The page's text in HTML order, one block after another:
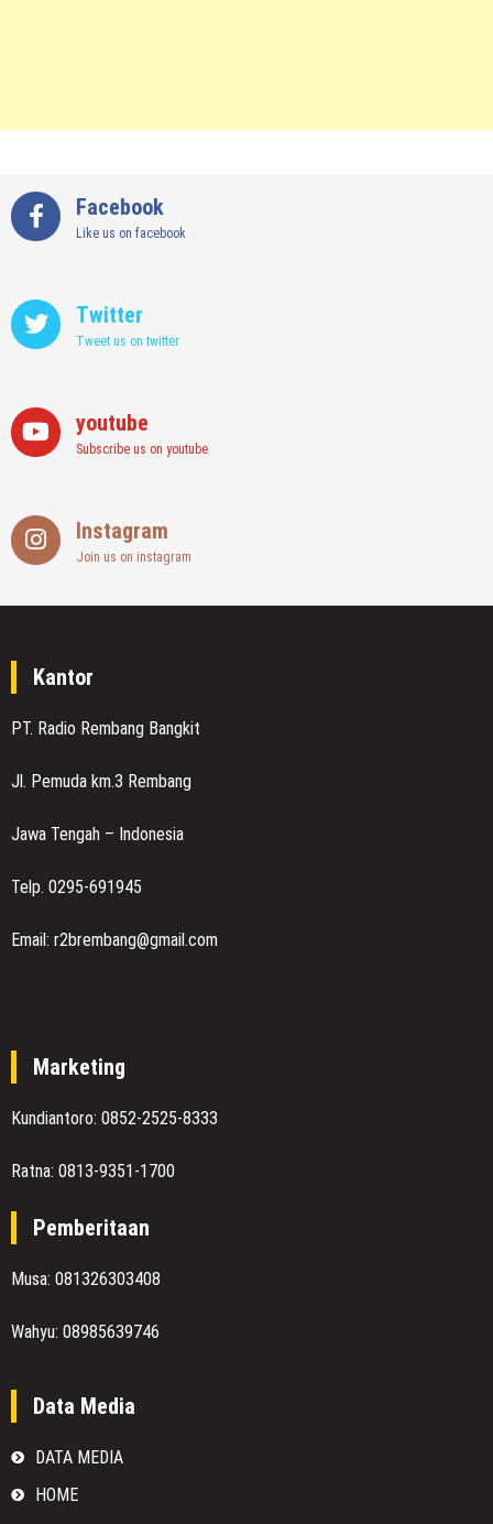
Facebook
Like us on facebook
Twitter
Tweet us on twitter
youtube
Subscribe us on youtube
Instagram
Join us on instagram
Kantor
PT. Radio Rembang Bangkit
Jl. Pemuda km.3 Rembang
Jawa Tengah – Indonesia
Telp. 0295-691945
Email: r2brembang@gmail.com
Marketing
Kundiantoro: 0852-2525-8333
Ratna: 0813-9351-1700
Pemberitaan
Musa: 081326303408
Wahyu: 08985639746
Data Media
DATA MEDIA
HOME